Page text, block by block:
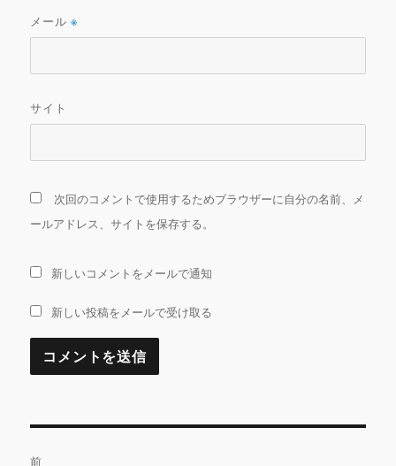
メール※
サイト
次回のコメントで使用するためブラウザーに自分の名前、メ
ールアドレス、サイトを保存する。
新しいコメントをメールで通知
新しい投稿をメールで受け取る
前